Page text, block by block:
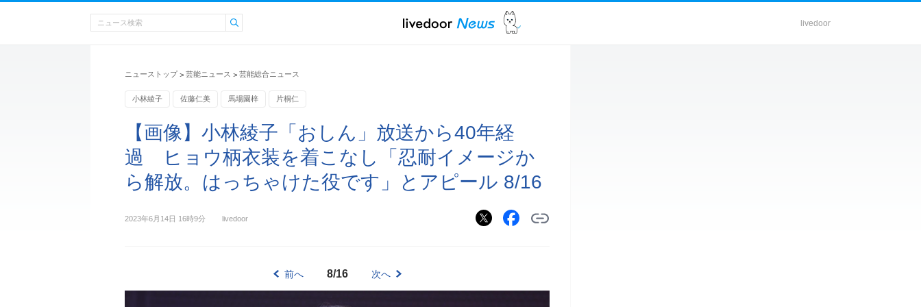
livedoor
ニューストップ > 芸能ニュース > 芸能総合ニュース
小林綾子 佐藤仁美 馬場園梓 片桐仁
【画像】小林綾子「おしん」放送から40年経
過 ヒョウ柄衣装を着こなし「忍耐イメージか
ら解放。はっちゃけた役です」とアピール 8/16
2023年6月14日 16時9分 livedoor
前へ 8/16 次へ